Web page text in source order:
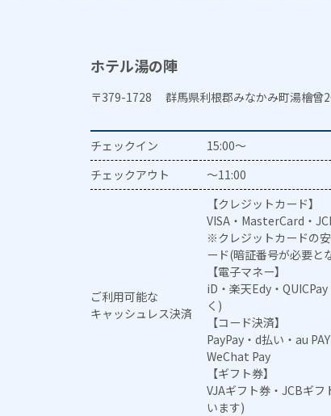
ホテル湯の陣
〒379-1728 群馬県利根郡みなかみ町湯檜曾
チェックイン
15:00～
チェックアウト
～11:00
ご利用可能な
キャッシュレス決済
【クレジットカード】
VISA・MasterCard・
※クレジットカードの
ード(暗証番号が必要と
【電子マネー】
iD・楽天Edy・
く)
【コード決済】
PayPay・d払い・au
WeChat Pay
【ギフト券】
VJAギフト券・JCBギ
います)